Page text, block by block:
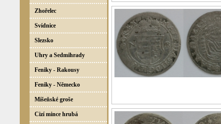
Zhořelec
Svídnice
Slezsko
Uhry a Sedmihrady
Feniky - Rakousy
Feniky - Německo
Míšeňské groše
Cizí mince hrubá